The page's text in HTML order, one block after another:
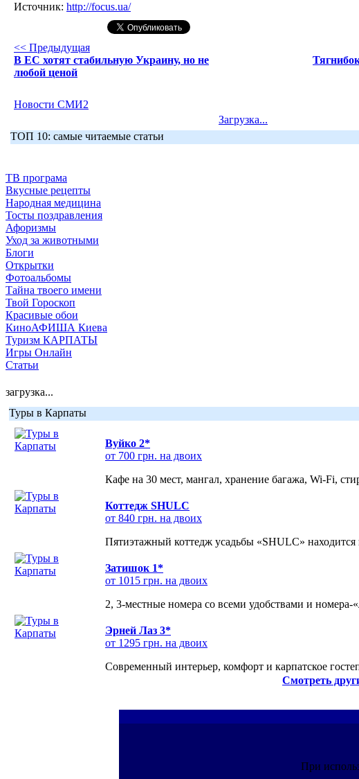
Источник: http://focus.ua/
<< Предыдущая
В ЕС хотят стабильную Украину, но не
любой ценой
Новости СМИ2
Загрузка...
ТОП 10: самые читаемые статьи
ТВ програма
Вкусные рецепты
Народная медицина
Тосты поздравления
Афоризмы
Уход за животными
Блоги
Открытки
Фотоальбомы
Тайна твоего имени
Твой Гороскоп
Красивые обои
КиноАФИША Киева
Туризм КАРПАТЫ
Игры Онлайн
Статьи
загрузка...
Туры в Карпаты
Вуйко 2*
от 700 грн. на двоих
Кафе на 30 мест, мангал, хранение багажа, Wi-Fi,
Коттедж SHULC
от 840 грн. на двоих
Пятиэтажный коттедж усадьбы «SHULC»
Затишок 1*
от 1015 грн. на двоих
2, 3-местные номера со всеми удобствами и
Эрней Лаз 3*
от 1295 грн. на двоих
Современный интерьер, комфорт и карпатское
Смотреть
При